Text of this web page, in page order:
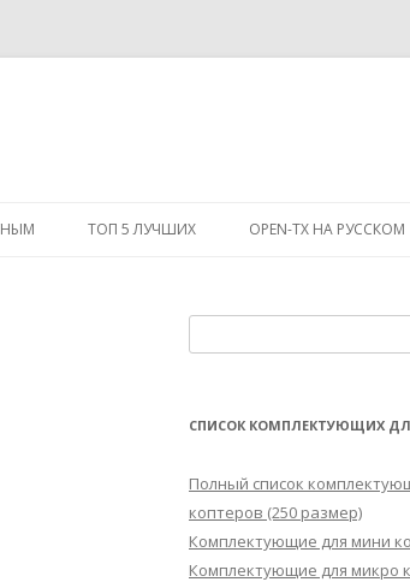
ТОП 5 ЛУЧШИХ OPEN-TX НА РУССКОМ
а
т
:
СПИСОК КОМПЛЕКТУЮЩИХ
Полный список
коптеров (250 размер)
Комплектующие для мини
Комплектующие для микро